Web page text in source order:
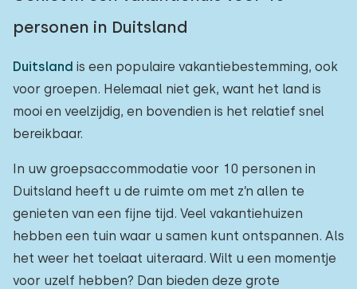
personen in Duitsland
Duitsland is een populaire vakantiebestemming, ook
voor groepen. Helemaal niet gek, want het land is
mooi en veelzijdig, en bovendien is het relatief snel
bereikbaar.
In uw groepsaccommodatie voor 10 personen in
Duitsland heeft u de ruimte om met z’n allen te
genieten van een fijne tijd. Veel vakantiehuizen
hebben een tuin waar u samen kunt ontspannen. Als
het weer het toelaat uiteraard. Wilt u een momentje
voor uzelf hebben? Dan bieden deze grote